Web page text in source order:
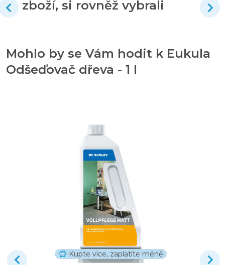
zboží, si rovněž vybrali
Mohlo by se Vám hodit k Eukula
Odšeďovač dřeva - 1 l
Kupte více, zaplatíte méně